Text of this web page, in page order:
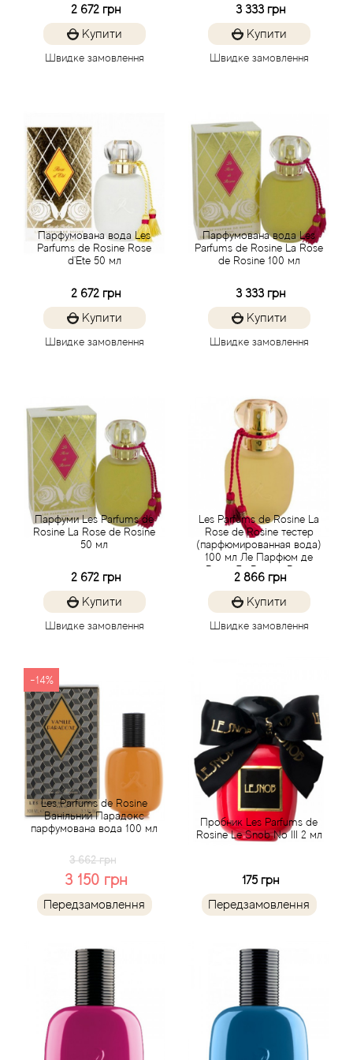
2 672 грн
Купити
Швидке замовлення
3 333 грн
Купити
Швидке замовлення
Парфумована вода Les
Parfums de Rosine Rose
d'Ete 50 мл
2 672 грн
Купити
Швидке замовлення
Парфумована вода Les
Parfums de Rosine La Rose
de Rosine 100 мл
3 333 грн
Купити
Швидке замовлення
Парфуми Les Parfums de
Rosine La Rose de Rosine
50 мл
2 672 грн
Купити
Швидке замовлення
Les Parfums de Rosine La
Rose de Rosine тестер
(парфюмированная вода)
100 мл Ле Парфюм де
Розін Ла Роз де Розін
тестер (парфумована вода)
100 мл
2 866 грн
Купити
Швидке замовлення
-14%
Les Parfums de Rosine
Ванільний Парадокс
парфумована вода 100 мл
3 662 грн
3 150 грн
Передзамовлення
Пробник Les Parfums de
Rosine Le Snob No III 2 мл
175 грн
Передзамовлення
Arrogance
Arte Profumi
Asabi
Asgharali
Atelier Cologne
Atelier Des Ors
Atelier Flou
Athena's
Attar Collection
Au Pays de la Fleur d’Oranger
Axis
Azalia Parfums
Baldessarini
Balenciaga
Balmain
Bamotte
Banana Republic
Baviphat
Benetton
Bentley